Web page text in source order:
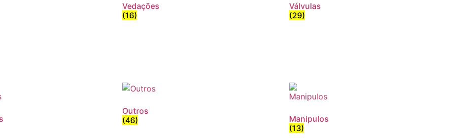
Vedações
(16)
Válvulas
(29)
Outros
(46)
Manipulos
(13)